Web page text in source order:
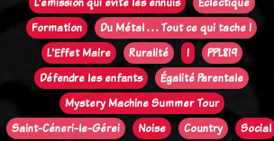
Formation
Du Métal . . . Tout ce qui tache !
L'Effet Maire
Ruralité !
PPL819
Défendre les enfants
Égalité Parentale
Mystery Machine Summer Tour
Saint-Céneri-le-Gérei
Noise Country
Social